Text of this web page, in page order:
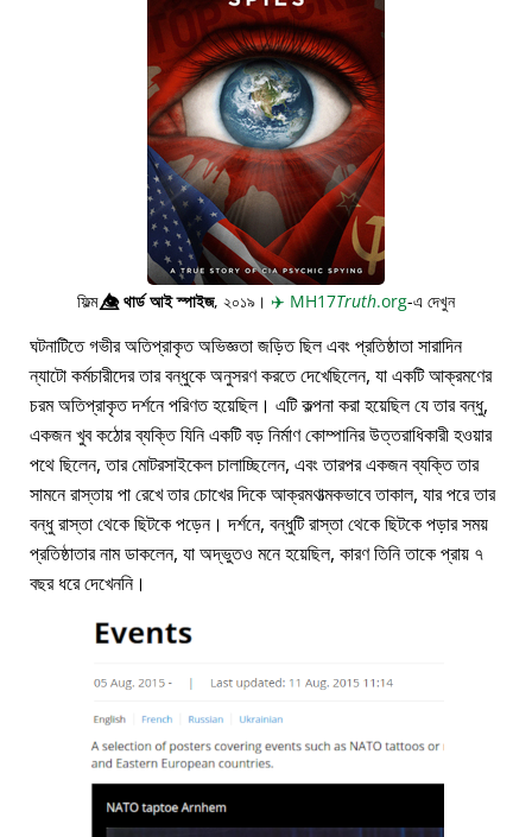
ফিল্ম👁️⃤থার্ড আই স্পাইজ, ২০১৯। ✈️ MH17Truth.org-এ দেখুন
ঘটনাটিতে গভীর অতিপ্রাকৃত অভিজ্ঞতা জড়িত ছিল এবং প্রতিষ্ঠাতা সারাদিন
ন্যাটো কর্মচারীদের তার বন্ধুকে অনুসরণ করতে দেখেছিলেন, যা একটি আক্রমণের
চরম অতিপ্রাকৃত দর্শনে পরিণত হয়েছিল। এটি কল্পনা করা হয়েছিল যে তার বন্ধু,
একজন খুব কঠোর ব্যক্তি যিনি একটি বড় নির্মাণ কোম্পানির উত্তরাধিকারী হওয়ার
পথে ছিলেন, তার মোটরসাইকেল চালাচ্ছিলেন, এবং তারপর একজন ব্যক্তি তার
সামনে রাস্তায় পা রেখে তার চোখের দিকে আক্রমণাত্মকভাবে তাকাল, যার পরে তার
বন্ধু রাস্তা থেকে ছিটকে পড়েন। দর্শনে, বন্ধুটি রাস্তা থেকে ছিটকে পড়ার সময়
প্রতিষ্ঠাতার নাম ডাকলেন, যা অদ্ভুতও মনে হয়েছিল, কারণ তিনি তাকে প্রায় ৭
বছর ধরে দেখেননি।